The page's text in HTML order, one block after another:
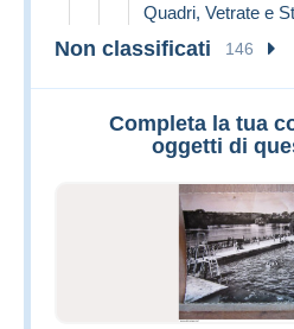
Quadri, Vetrate e
Non classificati 146
Completa la tua
oggetti di